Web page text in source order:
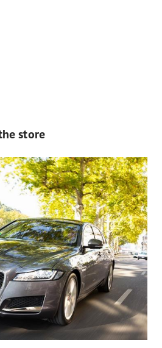
store